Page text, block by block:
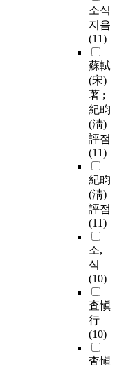
소식
지음
(11)
蘇軾
(宋)
著 ;
紀畇
(淸)
評점
(11)
紀畇
(淸)
評점
(11)
소,
식
(10)
査愼
行
(10)
査愼